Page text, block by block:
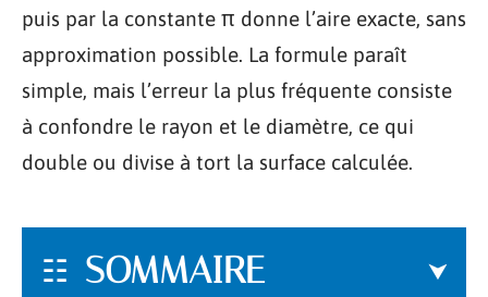
puis par la constante π donne l’aire exacte, sans
approximation possible. La formule paraît
simple, mais l’erreur la plus fréquente consiste
à confondre le rayon et le diamètre, ce qui
double ou divise à tort la surface calculée.
SOMMAIRE